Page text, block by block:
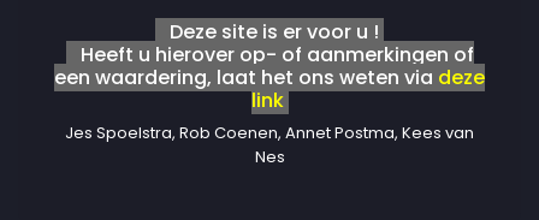
Deze site is er voor u !
Heeft u hierover op- of aanmerkingen of
een waardering, laat het ons weten via deze
link
Jes Spoelstra, Rob Coenen, Annet Postma, Kees van
Nes